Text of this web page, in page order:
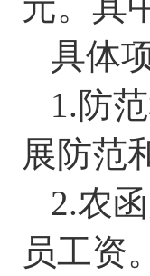
具体
1.防
展防范
2.农
员工资。